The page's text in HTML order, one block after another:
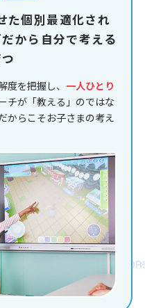
た個別最適化され
から自分で考える
度を把握し、 一人ひとり
チが「教える」のではな
からこそお子さまの考え